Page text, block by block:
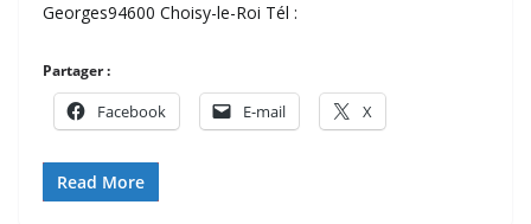
Georges94600 Choisy-le-Roi Tél :
Partager :
Facebook E-mail X
Read More